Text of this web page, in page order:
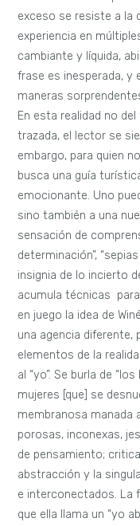
exceso se resiste a la
experiencia en
cambiante y líquida,
frase es inesperada, y
maneras
En esta realidad no
trazada, el lector se
embargo, para quien
busca una guía
emocionante. Uno
sino también a una
sensación de
determinación”,
insignia de lo incierto
acumula técnicas
en juego la idea de
una agencia diferente,
elementos de la
al “yo”. Se burla de
mujeres [que] se
membranosa manada
porosas, inconexas,
de pensamiento;
abstracción y la
e interconectados. La
que ella llama un “yo